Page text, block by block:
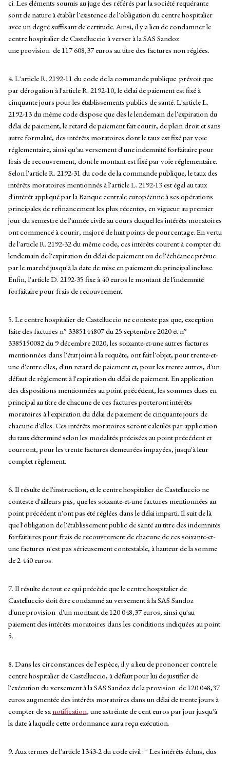
ci. Les éléments soumis au juge des référés par la société requérante
sont de nature à établir l'existence de l'obligation du centre hospitalier
avec un degré suffisant de certitude. Ainsi, il y a lieu de condamner le
centre hospitalier de Castelluccio à verser à la SAS Sandoz
une provision de 117 608,37 euros au titre des factures non réglées.
4. L'article R. 2192-11 du code de la commande publique prévoit que
par dérogation à l'article R. 2192-10, le délai de paiement est fixé à
cinquante jours pour les établissements publics de santé. L'article L.
2192-13 du même code dispose que dès le lendemain de l'expiration du
délai de paiement, le retard de paiement fait courir, de plein droit et sans
autre formalité, des intérêts moratoires dont le taux est fixé par voie
réglementaire, ainsi qu'au versement d'une indemnité forfaitaire pour
frais de recouvrement, dont le montant est fixé par voie réglementaire.
Selon l'article R. 2192-31 du code de la commande publique, le taux des
intérêts moratoires mentionnés à l'article L. 2192-13 est égal au taux
d'intérêt appliqué par la Banque centrale européenne à ses opérations
principales de refinancement les plus récentes, en vigueur au premier
jour du semestre de l'année civile au cours duquel les intérêts moratoires
ont commencé à courir, majoré de huit points de pourcentage. En vertu
de l'article R. 2192-32 du même code, ces intérêts courent à compter du
lendemain de l'expiration du délai de paiement ou de l'échéance prévue
par le marché jusqu'à la date de mise en paiement du principal incluse.
Enfin, l'article D. 2192-35 fixe à 40 euros le montant de l'indemnité
forfaitaire pour frais de recouvrement.
5. Le centre hospitalier de Castelluccio ne conteste pas que, exception
faite des factures n° 3385144807 du 25 septembre 2020 et n°
3385150082 du 9 décembre 2020, les soixante-et-une autres factures
mentionnées dans l'état joint à la requête, ont fait l'objet, pour trente-et-
une d'entre elles, d'un retard de paiement et, pour les trente autres, d'un
défaut de règlement à l'expiration du délai de paiement. En application
des dispositions mentionnées au point précédent, les sommes dues en
principal au titre de chacune de ces factures porteront intérêts
moratoires à l'expiration du délai de paiement de cinquante jours de
chacune d'elles. Ces intérêts moratoires seront calculés par application
du taux déterminé selon les modalités précisées au point précédent et
courront, pour les trente factures demeurées impayées, jusqu'à leur
complet règlement.
6. Il résulte de l'instruction, et le centre hospitalier de Castelluccio ne
conteste d'ailleurs pas, que les soixante-et-une factures mentionnées au
point précédent n'ont pas été réglées dans le délai imparti. Il suit de là
que l'obligation de l'établissement public de santé au titre des indemnités
forfaitaires pour frais de recouvrement de chacune de ces soixante-et-
une factures n'est pas sérieusement contestable, à hauteur de la somme
de 2 440 euros.
7. Il résulte de tout ce qui précède que le centre hospitalier de
Castelluccio doit être condamné au versement à la SAS Sandoz
d'une provision d'un montant de 120 048,37 euros, ainsi qu'au
paiement des intérêts moratoires dans les conditions indiquées au point
5.
8. Dans les circonstances de l'espèce, il y a lieu de prononcer contre le
centre hospitalier de Castelluccio, à défaut pour lui de justifier de
l'exécution du versement à la SAS Sandoz de la provision de 120 048,37
euros augmentée des intérêts moratoires dans un délai de trente jours à
compter de sanotification, une astreinte de cent euros par jour jusqu'à
la date à laquelle cette ordonnance aura reçu exécution.
9. Aux termes de l'article 1343-2 du code civil : " Les intérêts échus, dus